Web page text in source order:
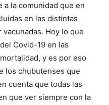
la comunidad que en
en las distintas
Hoy lo que
Covid-19 en las
y es por eso
los chubutenses que
cuenta que todas las
que ver siempre con la